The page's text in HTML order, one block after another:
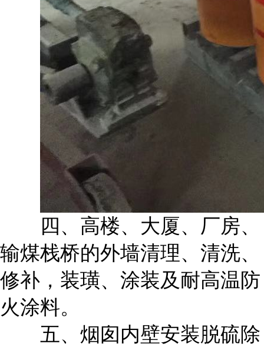
四、高楼、大厦、厂房、
输煤栈桥的外墙清理、清洗、
修补，装璜、涂装及耐高温防
火涂料。
五、烟囱内壁安装脱硫除